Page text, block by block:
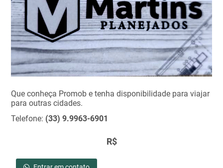
Que conheça Promob e tenha disponibilidade para viajar
para outras cidades.
Telefone: (33) 9.9963-6901
R$